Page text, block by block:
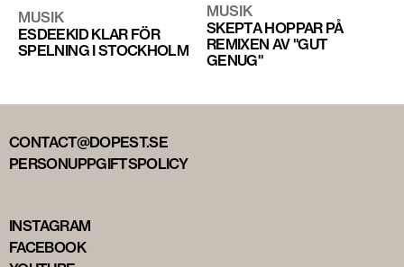
MUSIK
ESDEEKID KLAR FÖR
SPELNING I STOCKHOLM
MUSIK
SKEPTA HOPPAR PÅ
REMIXEN AV "GUT
GENUG"
CONTACT@DOPEST.SE
PERSONUPPGIFTSPOLICY
INSTAGRAM
FACEBOOK